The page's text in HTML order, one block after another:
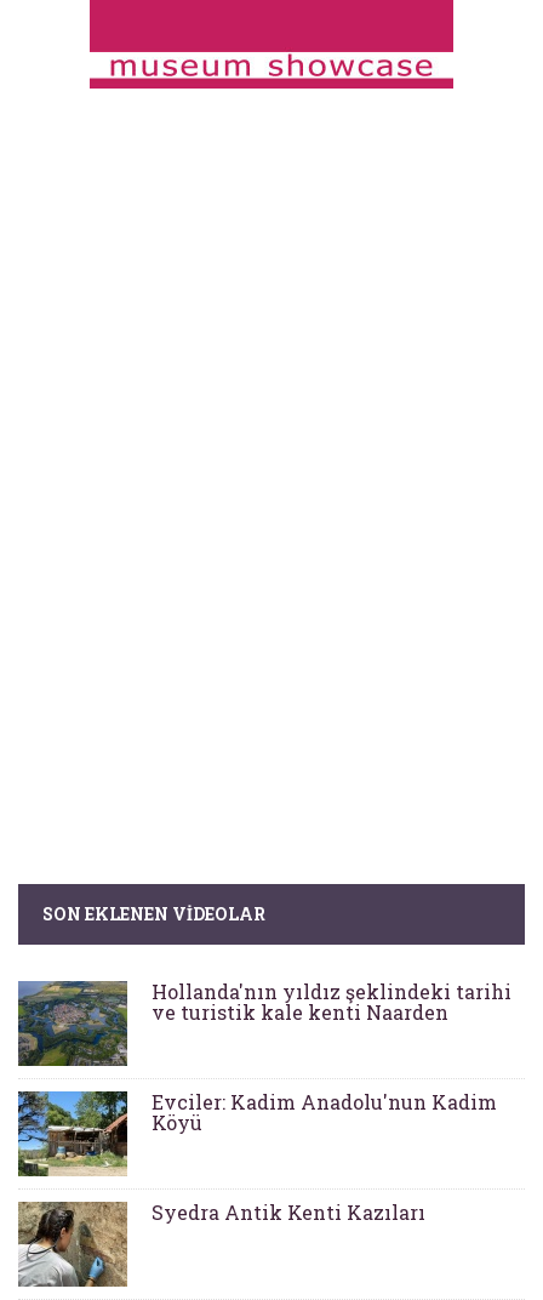
SON EKLENEN VIDEOLAR
Hollanda'nın yıldız şeklindeki tarihi
ve turistik kale kenti Naarden
Evciler: Kadim Anadolu'nun Kadim
Köyü
Syedra Antik Kenti Kazıları